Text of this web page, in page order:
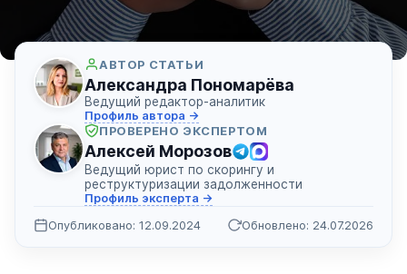
АВТОР СТАТЬИ
Александра Пономарёва
Ведущий редактор-аналитик
Профиль автора →
ПРОВЕРЕНО ЭКСПЕРТОМ
Алексей Морозов
Ведущий юрист по скорингу и
реструктуризации задолженности
Профиль эксперта →
Опубликовано: 12.09.2024
Обновлено: 24.07.2026